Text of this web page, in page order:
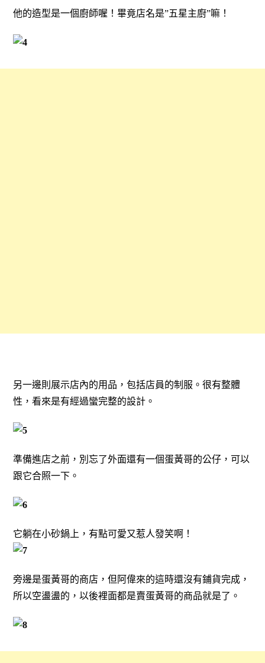
他的造型是一個廚師喔！畢竟店名是”五星主廚”嘛！
另一邊則展示店內的用品，包括店員的制服。很有整體
性，看來是有經過蠻完整的設計。
準備進店之前，別忘了外面還有一個蛋黃哥的公仔，可以
跟它合照一下。
它躺在小砂鍋上，有點可愛又惹人發笑啊！
旁邊是蛋黃哥的商店，但阿偉來的這時還沒有鋪貨完成，
所以空盪盪的，以後裡面都是賣蛋黃哥的商品就是了。